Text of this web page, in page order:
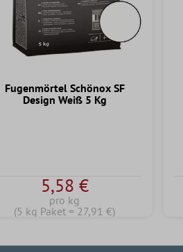
Fugenmörtel Schönox SF
Design Weiß 5 Kg
5,58 €
pro kg
(5 kg Paket = 27,91 €)